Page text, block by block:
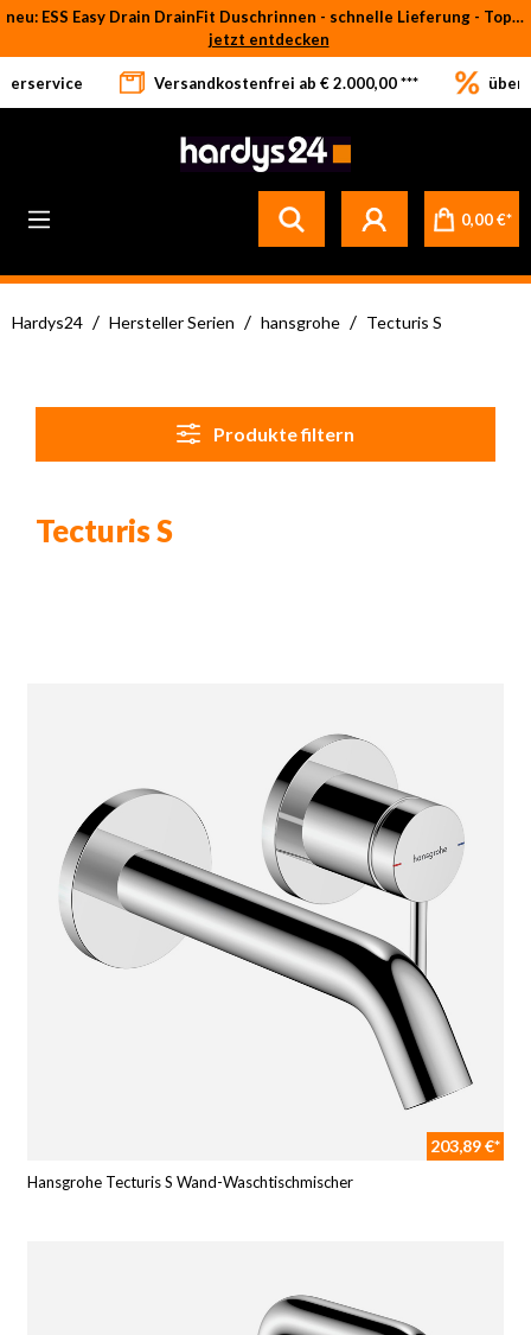
Zum Hauptinhalt springen
neu: ESS Easy Drain DrainFit Duschrinnen - schnelle Lieferung - Top-Preise
jetzt entdecken
Versandkostenfrei ab € 2.000,00 *** über
0,00 €*
Hardys24 / Hersteller Serien / hansgrohe / Tecturis S
Produkte filtern
Tecturis S
203,89 €*
Hansgrohe Tecturis S Wand-Waschtischmischer